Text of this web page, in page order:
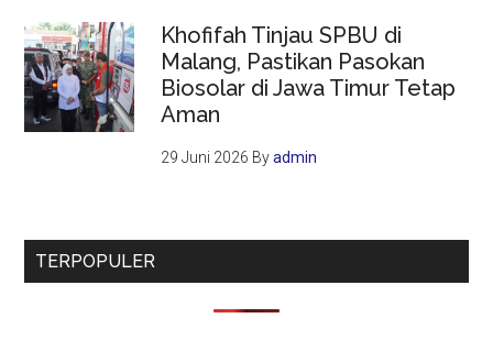
Khofifah Tinjau SPBU di
Malang, Pastikan Pasokan
Biosolar di Jawa Timur Tetap
Aman
29 Juni 2026 Byadmin
TERPOPULER